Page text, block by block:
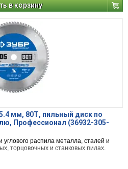
в корзину
мм, 80Т, пильный диск по
Профессионал (36932-305-
распила металла, сталей и
торцовочных и станковых пилах.